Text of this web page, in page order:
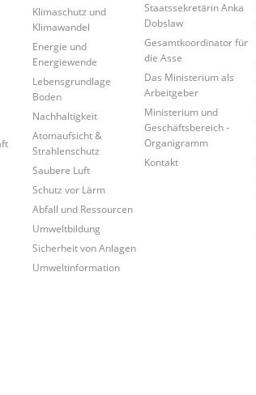
Klimaschutz und
Klimawandel
Energie und
Energiewende
Lebensgrundlage
Boden
Nachhaltigkeit
Atomaufsicht &
Strahlenschutz
Saubere Luft
Schutz vor Lärm
Abfall und Ressourcen
Umweltbildung
Sicherheit von Anlagen
Umweltinformation
Staatssekretärin Anka
Dobslaw
Gesamtkoordinator für
die Asse
Das Ministerium als
Arbeitgeber
Ministerium und
Geschäftsbereich -
Organigramm
Kontakt